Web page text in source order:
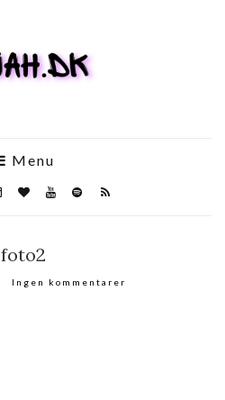
Menu
foto2
Ingen kommentarer